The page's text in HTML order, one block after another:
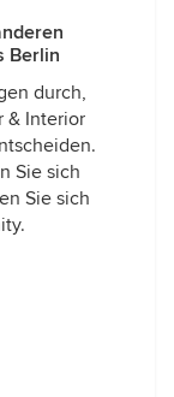
Berlin
durch,
& Interior
Sie sich
Sie sich